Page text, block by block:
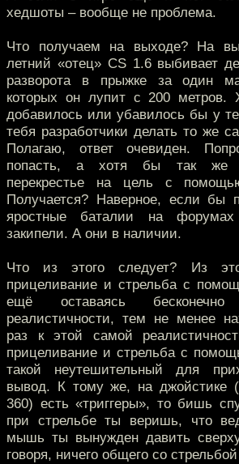
хедшоты – вообще не проблема.
Что получаем на выходе? На
летний «отец» CS 1.6 выбивает
разворота в прыжке за один
которых он лупит с 200 метров.
добавилось или убавилось бы у
тебя разработчики делать то же
Полагаю, ответ очевиден.
попасть, а хотя бы так же
перекрестье на цель с
Получается? Наверное, если бы
яростные баталии на
закипели. А они в наличии.
Что из этого следует? Из
прицеливание и стрельба с
ещё оставаясь
реалистичности, тем не менее
раз к этой самой
прицеливание и стрельба с
такой неутешительный для
вывод. К тому же, на джойстике
360) есть «триггеры», то бишь
при стрельбе ты веришь, что
мышь ты вынужден давить
говоря, ничего общего со